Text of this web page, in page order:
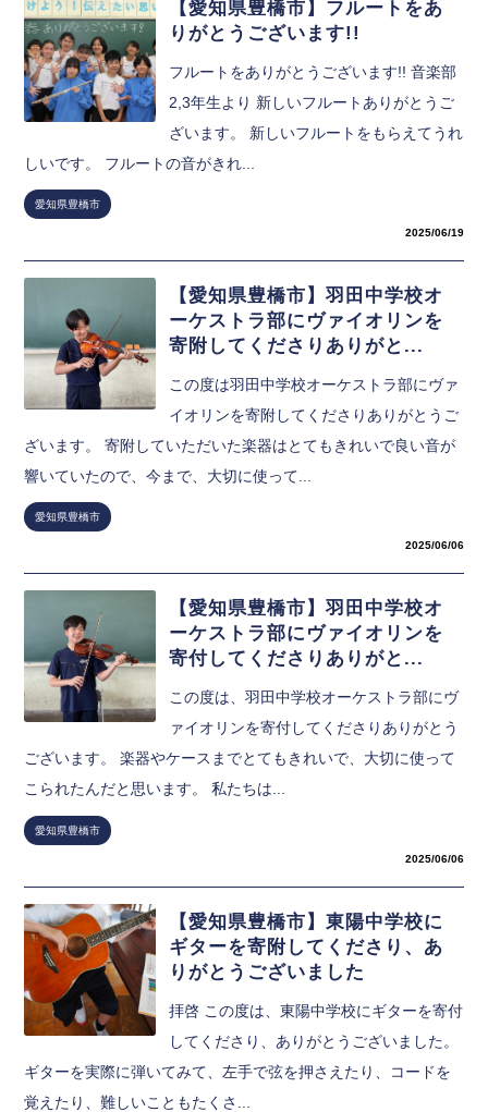
【愛知県豊橋市】フルートをあ
りがとうございます!!
フルートをありがとうございます!! 音楽部
2,3年生より 新しいフルートありがとうご
ざいます。 新しいフルートをもらえてうれ
しいです。 フルートの音がきれ...
愛知県豊橋市
2025/06/19
【愛知県豊橋市】羽田中学校オ
ーケストラ部にヴァイオリンを
寄附してくださりありがと...
この度は羽田中学校オーケストラ部にヴァ
イオリンを寄附してくださりありがとうご
ざいます。 寄附していただいた楽器はとてもきれいで良い音が
響いていたので、今まで、大切に使って...
愛知県豊橋市
2025/06/06
【愛知県豊橋市】羽田中学校オ
ーケストラ部にヴァイオリンを
寄付してくださりありがと...
この度は、羽田中学校オーケストラ部にヴ
ァイオリンを寄付してくださりありがとう
ございます。 楽器やケースまでとてもきれいで、大切に使って
こられたんだと思います。 私たちは...
愛知県豊橋市
2025/06/06
【愛知県豊橋市】東陽中学校に
ギターを寄附してくださり、あ
りがとうございました
拝啓 この度は、東陽中学校にギターを寄付
してくださり、ありがとうございました。
ギターを実際に弾いてみて、左手で弦を押さえたり、コードを
覚えたり、難しいこともたくさ...